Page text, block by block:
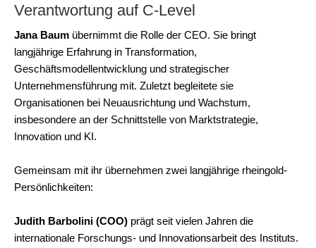
Verantwortung auf C-Level
Jana Baum übernimmt die Rolle der CEO. Sie bringt
langjährige Erfahrung in Transformation,
Geschäftsmodellentwicklung und strategischer
Unternehmensführung mit. Zuletzt begleitete sie
Organisationen bei Neuausrichtung und Wachstum,
insbesondere an der Schnittstelle von Marktstrategie,
Innovation und KI.
Gemeinsam mit ihr übernehmen zwei langjährige rheingold-
Persönlichkeiten:
Judith Barbolini (COO) prägt seit vielen Jahren die
internationale Forschungs- und Innovationsarbeit des Instituts.